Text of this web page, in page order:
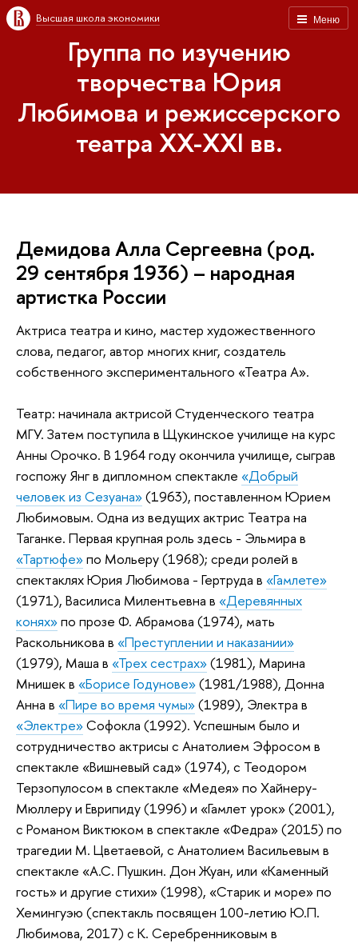
Меню
Высшая школа экономики
Группа по изучению
творчества Юрия
Любимова и режиссерского
театра XX-XXI вв.
Демидова Алла Сергеевна (род.
29 сентября 1936) – народная
артистка России
Актриса театра и кино, мастер художественного
слова, педагог, автор многих книг, создатель
собственного экспериментального «Театра А».
Театр: начинала актрисой Студенческого театра
МГУ. Затем поступила в Щукинское училище на курс
Анны Орочко. В 1964 году окончила училище, сыграв
госпожу Янг в дипломном спектакле «Добрый
человек из Сезуана»(1963), поставленном Юрием
Любимовым. Одна из ведущих актрис Театра на
Таганке. Первая крупная роль здесь - Эльмира в
«Тартюфе»по Мольеру (1968); среди ролей в
спектаклях Юрия Любимова - Гертруда в «Гамлете»
(1971), Василиса Милентьевна в «Деревянных
конях»по прозе Ф. Абрамова (1974), мать
Раскольникова в «Преступлении и наказании»
(1979), Маша в «Трех сестрах»(1981), Марина
Мнишек в «Борисе Годунове»(1981/1988), Донна
Анна в «Пире во время чумы»(1989), Электра в
«Электре»Софокла (1992). Успешным было и
сотрудничество актрисы с Анатолием Эфросом в
спектакле «Вишневый сад» (1974), с Теодором
Терзопулосом в спектакле «Медея» по Хайнеру-
Мюллеру и Еврипиду (1996) и «Гамлет урок» (2001),
с Романом Виктюком в спектакле «Федра» (2015) по
трагедии М. Цветаевой, с Анатолием Васильевым в
спектакле «А.С. Пушкин. Дон Жуан, или «Каменный
гость» и другие стихи» (1998), «Старик и море» по
Хемингуэю (спектакль посвящен 100-летию Ю.П.
Любимова, 2017) с К. Серебренниковым в